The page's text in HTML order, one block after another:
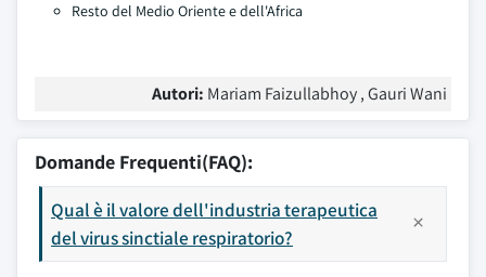
Resto del Medio Oriente e dell'Africa
Autori: Mariam Faizullabhoy , Gauri Wani
Domande Frequenti(FAQ):
Qual è il valore dell'industria terapeutica
del virus sinctiale respiratorio?